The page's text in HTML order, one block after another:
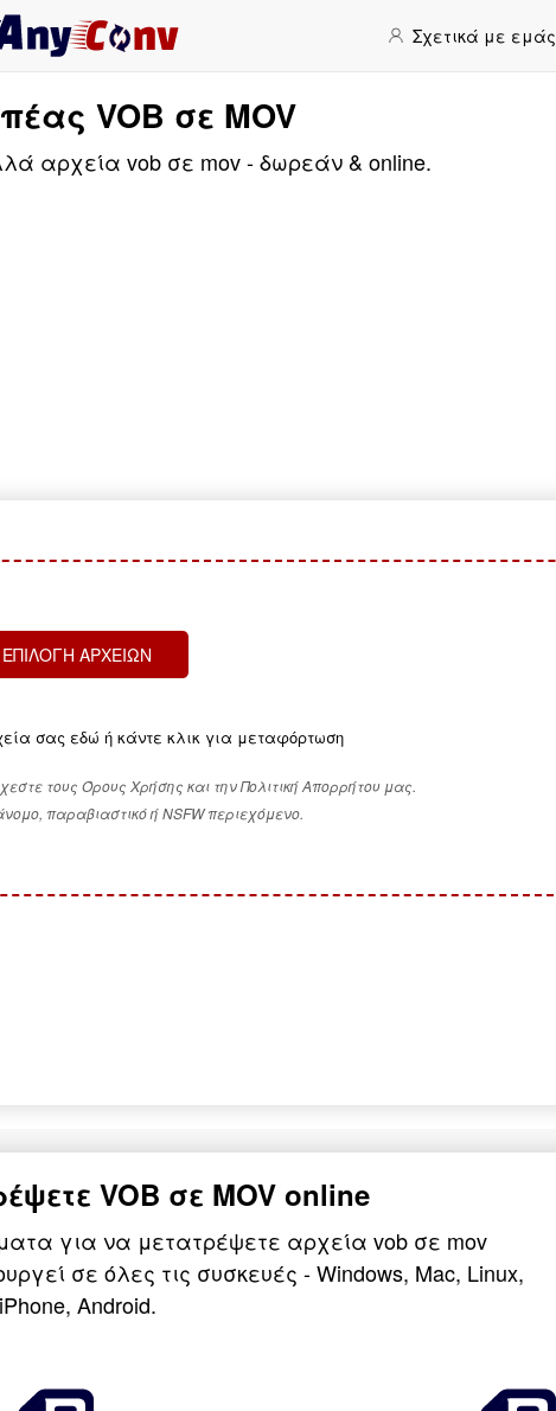
Σχετικά με εμάς
VOB σε MOV
αρχεία vob σε mov - δωρεάν & online.
ΕΠΙΛΟΓΉ ΑΡΧΕΊΩΝ
σας εδώ ή κάντε κλικ για μεταφόρτωση
τους Όρους Χρήσης και την Πολιτική Απορρήτου μας.
παραβιαστικό ή NSFW περιεχόμενο.
VOB σε MOV online
για να μετατρέψετε αρχεία vob σε mov
σε όλες τις συσκευές - Windows, Mac, Linux,
iPhone, Android.